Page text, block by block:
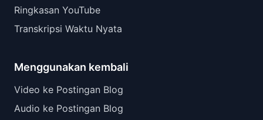
Ringkasan YouTube
Transkripsi Waktu Nyata
Menggunakan kembali
Video ke Postingan Blog
Audio ke Postingan Blog